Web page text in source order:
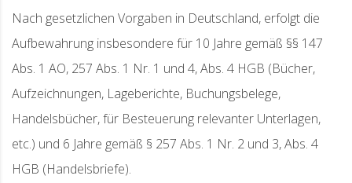
Nach gesetzlichen Vorgaben in Deutschland, erfolgt die
Aufbewahrung insbesondere für 10 Jahre gemäß §§ 147
Abs. 1 AO, 257 Abs. 1 Nr. 1 und 4, Abs. 4 HGB (Bücher,
Aufzeichnungen, Lageberichte, Buchungsbelege,
Handelsbücher, für Besteuerung relevanter Unterlagen,
etc.) und 6 Jahre gemäß § 257 Abs. 1 Nr. 2 und 3, Abs. 4
HGB (Handelsbriefe).